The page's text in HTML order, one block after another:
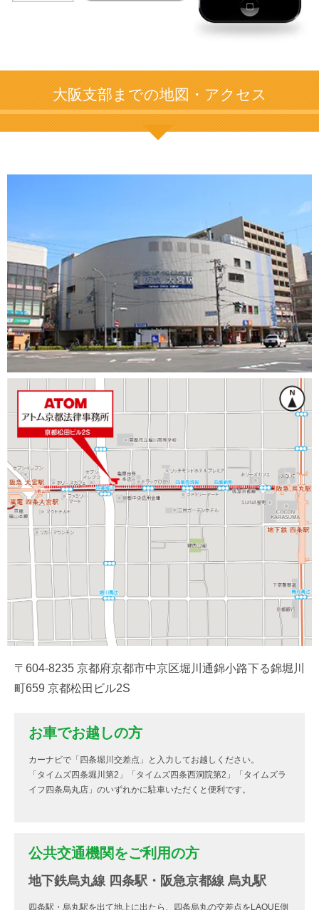
大阪支部までの地図・アクセス
〒604-8235 京都府京都市中京区堀川通錦小路下る錦堀川
町659 京都松田ビル2S
お車でお越しの方
カーナビで「四条堀川交差点」と入力してお越しください。
「タイムズ四条堀川第2」「タイムズ四条西洞院第2」「タイムズラ
イフ四条烏丸店」のいずれかに駐車いただくと便利です。
公共交通機関をご利用の方
地下鉄烏丸線 四条駅・阪急京都線 烏丸駅
四条駅・烏丸駅を出て地上に出たら、四条烏丸の交差点をLAQUE側